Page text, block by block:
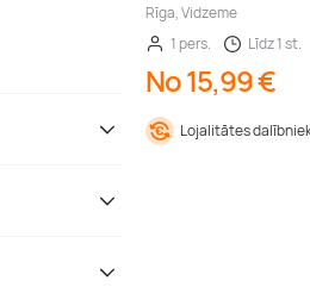
Rīga, Vidzeme
1 pers.
Līdz 1 st.
No 15,99 €
Lojalitātes